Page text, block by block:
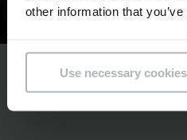
other information that
Use necessary